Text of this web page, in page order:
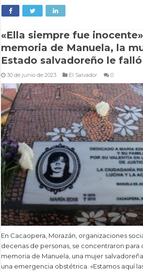
«Ella siempre fue
memoria de Manuela, la
Estado salvadoreño le falló
30 de junio de 2023 El Salvador 0
En Cacaopera, Morazán, organizaciones
decenas de personas, se concentraron para
memoria de Manuela, una mujer
una emergencia obstétrica. «Estamos aquí